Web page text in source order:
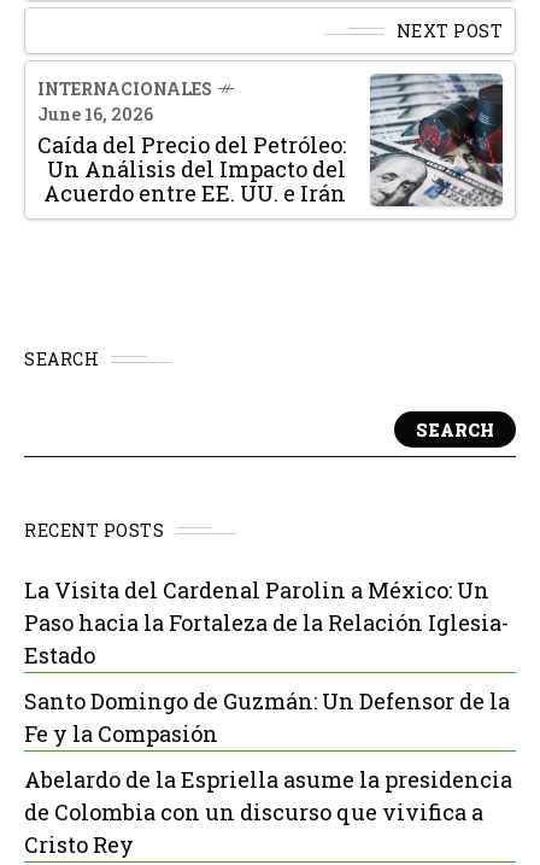
NEXT POST
INTERNACIONALES
June 16, 2026
Caída del Precio del Petróleo:
Un Análisis del Impacto del
Acuerdo entre EE. UU. e Irán
SEARCH
SEARCH
RECENT POSTS
La Visita del Cardenal Parolin a México: Un
Paso hacia la Fortaleza de la Relación Iglesia-
Estado
Santo Domingo de Guzmán: Un Defensor de la
Fe y la Compasión
Abelardo de la Espriella asume la presidencia
de Colombia con un discurso que vivifica a
Cristo Rey